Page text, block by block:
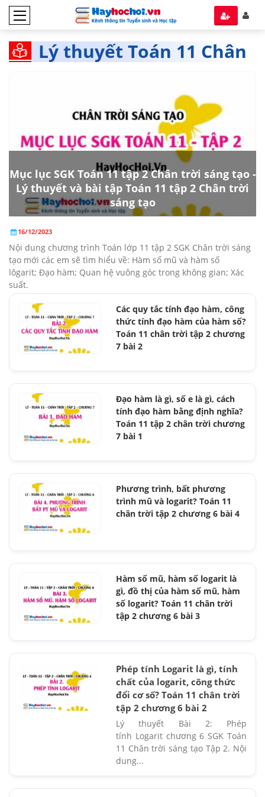
Lý thuyết Toán 11 Chân
Mục lục SGK Toán 11 tập 2 Chân trời sáng tạo -
Lý thuyết và bài tập Toán 11 tập 2 Chân trời
sáng tạo
16/12/2023
Nội dung chương trình Toán lớp 11 tập 2 SGK Chân trời sáng
tạo mới các em sẽ tìm hiểu về: Hàm số mũ và hàm số
lôgarit; Đạo hàm; Quan hệ vuông góc trong không gian; Xác
suất.
Các quy tắc tính đạo hàm, công
thức tính đạo hàm của hàm số?
Toán 11 chân trời tập 2 chương
7 bài 2
Đạo hàm là gì, số e là gì, cách
tính đạo hàm bằng định nghĩa?
Toán 11 tập 2 chân trời chương
7 bài 1
Phương trình, bất phương
trình mũ và logarit? Toán 11
chân trời tập 2 chương 6 bài 4
Hàm số mũ, hàm số logarit là
gì, đồ thị của hàm số mũ, hàm
số logarit? Toán 11 chân trời
tập 2 chương 6 bài 3
Phép tính Logarit là gì, tính
chất của logarit, công thức
đổi cơ số? Toán 11 chân trời
tập 2 chương 6 bài 2
Lý thuyết Bài 2: Phép
tính Logarit chương 6 SGK Toán
11 Chân trời sáng tạo Tập 2. Nội
dung...